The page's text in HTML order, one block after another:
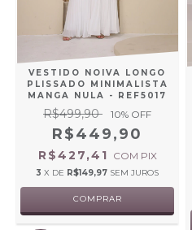
VESTIDO NOIVA LONGO
PLISSADO MINIMALISTA
MANGA NULA - REF5017
R$499,90 10% OFF
R$449,90
R$427,41 COM PIX
3 X DE R$149,97 SEM JUROS
COMPRAR